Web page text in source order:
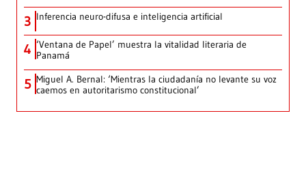
3 Inferencia neuro-difusa e inteligencia artificial
4 ‘Ventana de Papel’ muestra la vitalidad literaria de
Panamá
5 Miguel A. Bernal: ‘Mientras la ciudadanía no levante su voz
caemos en autoritarismo constitucional’